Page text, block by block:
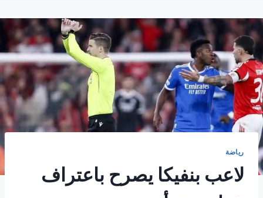
رياضة
لاعب بنفيكا يصرح باعتراف